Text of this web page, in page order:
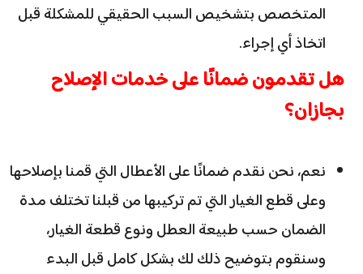
المتخصص بتشخيص السبب الحقيقي للمشكلة قبل
اتخاذ أي إجراء.
هل تقدمون ضمانًا على خدمات الإصلاح
بجازان؟
نعم، نحن نقدم ضمانًا على الأعطال التي قمنا بإصلاحها
وعلى قطع الغيار التي تم تركيبها من قبلنا تختلف مدة
الضمان حسب طبيعة العطل ونوع قطعة الغيار،
وسنقوم بتوضيح ذلك لك بشكل كامل قبل البدء